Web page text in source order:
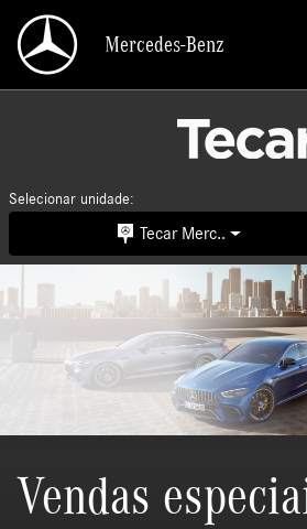
Mercedes-Benz
Selecionar unidade:
Tecar Merc..
Vendas
Mercedes-Benz